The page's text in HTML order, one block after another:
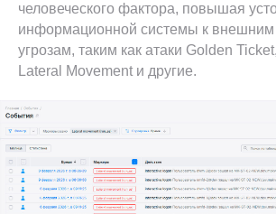
человеческого фактора, повышая
информационной системы к внешним
угрозам, таким как атаки Golden
Lateral Movement и другие.
Другие статьи: